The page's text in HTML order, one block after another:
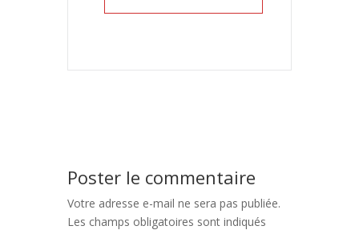
Poster le commentaire
Votre adresse e-mail ne sera pas publiée.
Les champs obligatoires sont indiqués